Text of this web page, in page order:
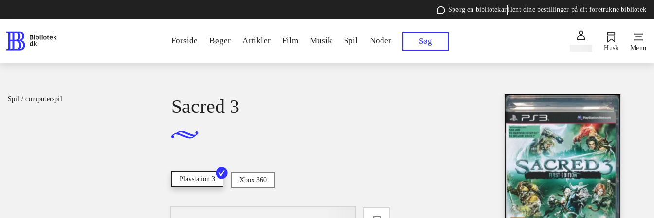
Spørg en bibliotekarHent dine bestillinger på dit foretrukne bibliotek
Forside Bøger Artikler Film Musik Spil Noder Søg
Husk Menu
Spil / computerspil Sacred 3
Playstation 3 Xbox 360